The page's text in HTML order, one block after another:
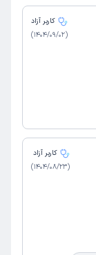
کاربر آزاد
(
1404/09/02
)
کاربر آزاد
(
1404/08/23
)